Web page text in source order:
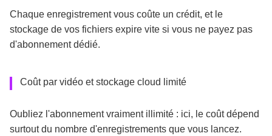
Chaque enregistrement vous coûte un crédit, et le
stockage de vos fichiers expire vite si vous ne payez pas
d'abonnement dédié.
Coût par vidéo et stockage cloud limité
Oubliez l'abonnement vraiment illimité : ici, le coût dépend
surtout du nombre d'enregistrements que vous lancez.